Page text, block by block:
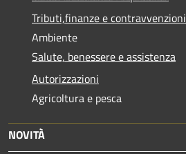
Tributi,finanze e contravvenzioni
Ambiente
Salute, benessere e assistenza
Autorizzazioni
Agricoltura e pesca
NOVITÀ